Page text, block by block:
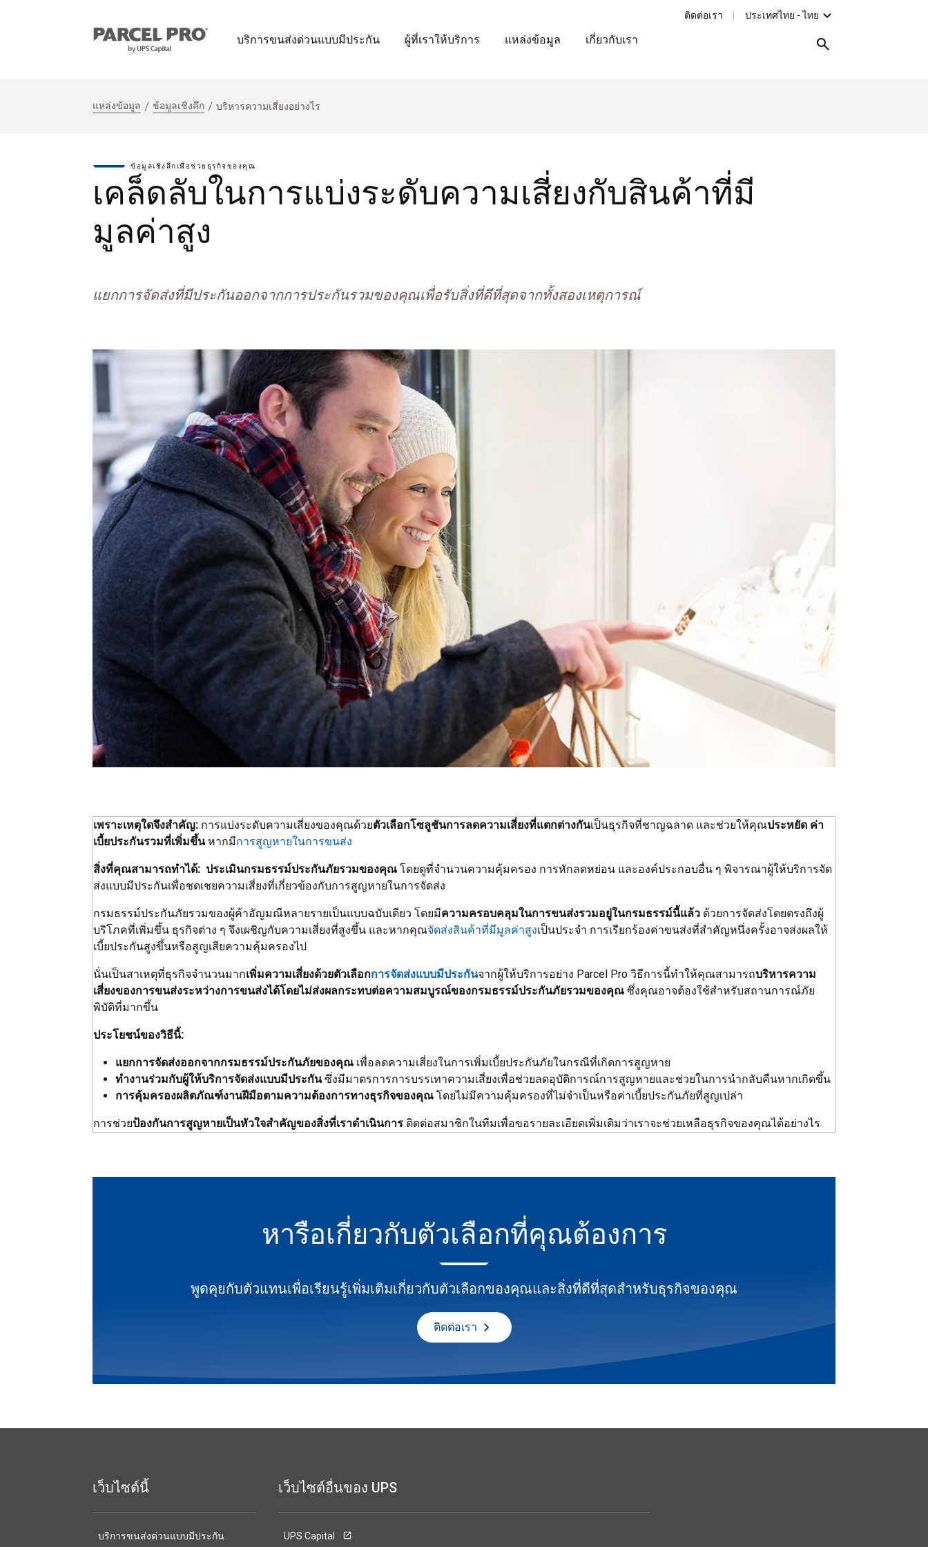
ติดต่อเรา ประเทศไทย - ไทย
บริการขนส่งด่วนแบบมีประกัน ผู้ที่เราให้บริการ แหล่งข้อมูล เกี่ยวกับเรา
แหล่งข้อมูล ข้อมูลเชิงลึก บริหารความเสี่ยงอย่างไร
ข้อมูลเชิงลึกเพื่อช่วยธุรกิจของคุณ
เคล็ดลับในการแบ่งระดับความเสี่ยงกับสินค้าที่มี
มูลค่าสูง
แยกการจัดส่งที่มีประกันออกจากการประกันรวมของคุณเพื่อรับสิ่งที่ดีที่สุดจากทั้งสองเหตุการณ์
เพราะเหตุใดจึงสำคัญ: การแบ่งระดับความเสี่ยงของคุณด้วยตัวเลือกโซลูชันการลดความเสี่ยงที่แตกต่างกันเป็นธุรกิจที่ชาญฉลาด และช่วยให้คุณประหยัด ค่า
เบี้ยประกันรวมที่เพิ่มขึ้นหากมีการสูญหายในการขนส่ง
สิ่งที่คุณสามารถทำได้: ประเมินกรมธรรม์ประกันภัยรวมของคุณ โดยดูที่จำนวนความคุ้มครอง การหักลดหย่อน และองค์ประกอบอื่น ๆ พิจารณาผู้ให้บริการจัด
ส่งแบบมีประกันเพื่อชดเชยความเสี่ยงที่เกี่ยวข้องกับการสูญหายในการจัดส่ง
กรมธรรม์ประกันภัยรวมของผู้ค้าอัญมณีหลายรายเป็นแบบฉบับเดียว โดยมีความครอบคลุมในการขนส่งรวมอยู่ในกรมธรรม์นี้แล้ว ด้วยการจัดส่งโดยตรงถึงผู้
บริโภคที่เพิ่มขึ้น ธุรกิจต่าง ๆ จึงเผชิญกับความเสี่ยงที่สูงขึ้น และหากคุณจัดส่งสินค้าที่มีมูลค่าสูงเป็นประจำ การเรียกร้องค่าขนส่งที่สำคัญหนึ่งครั้งอาจส่งผลให้
เบี้ยประกันสูงขึ้นหรือสูญเสียความคุ้มครองไป
นั่นเป็นสาเหตุที่ธุรกิจจำนวนมากเพิ่มความเสี่ยงด้วยตัวเลือกการจัดส่งแบบมีประกันจากผู้ให้บริการอย่าง Parcel Pro วิธีการนี้ทำให้คุณสามารถบริหารความ
เสี่ยงของการขนส่งระหว่างการขนส่งได้โดยไม่ส่งผลกระทบต่อความสมบูรณ์ของกรมธรรม์ประกันภัยรวมของคุณ ซึ่งคุณอาจต้องใช้สำหรับสถานการณ์ภัย
พิบัติที่มากขึ้น
ประโยชน์ของวิธีนี้:
แยกการจัดส่งออกจากกรมธรรม์ประกันภัยของคุณ เพื่อลดความเสี่ยงในการเพิ่มเบี้ยประกันภัยในกรณีที่เกิดการสูญหาย
ทำงานร่วมกับผู้ให้บริการจัดส่งแบบมีประกันซึ่งมีมาตรการการบรรเทาความเสี่ยงเพื่อช่วยลดอุบัติการณ์การสูญหายและช่วยในการนำกลับคืนหากเกิดขึ้น
การคุ้มครองผลิตภัณฑ์งานฝีมือตามความต้องการทางธุรกิจของคุณ โดยไม่มีความคุ้มครองที่ไม่จำเป็นหรือค่าเบี้ยประกันภัยที่สูญเปล่า
การช่วยป้องกันการสูญหายเป็นหัวใจสำคัญของสิ่งที่เราดำเนินการ ติดต่อสมาชิกในทีมเพื่อขอรายละเอียดเพิ่มเติมว่าเราจะช่วยเหลือธุรกิจของคุณได้อย่างไร
หารือเกี่ยวกับตัวเลือกที่คุณต้องการ
พูดคุยกับตัวแทนเพื่อเรียนรู้เพิ่มเติมเกี่ยวกับตัวเลือกของคุณและสิ่งที่ดีที่สุดสำหรับธุรกิจของคุณ
ติดต่อเรา
เว็บไซต์นี้
บริการขนส่งด่วนแบบมีประกัน
เว็บไซต์อื่นของ UPS
UPS Capital